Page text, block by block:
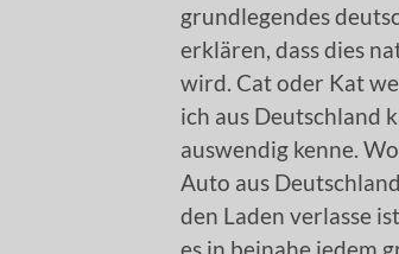
grundlegendes
erklären, dass dies
wird. Cat oder Kat
ich aus Deutschland
auswendig kenne.
Auto aus
den Laden verlasse
es in beinahe jedem